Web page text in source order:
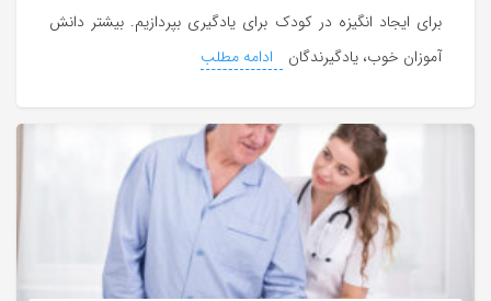
برای ایجاد انگیزه در کودک برای یادگیری بپردازیم. بیشتر دانش
آموزان خوب، یادگیرندگان
ادامه مطلب